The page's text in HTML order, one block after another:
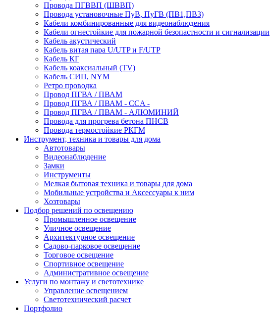
Провода ПГВВП (ШВВП)
Провода установочные ПуВ, ПуГВ (ПВ1,ПВ3)
Кабели комбинированные для видеонаблюдения
Кабели огнестойкие для пожарной безопастности и сигнализации
Кабель акустический
Кабель витая пара U/UTP и F/UTP
Кабель КГ
Кабель коаксиальный (TV)
Кабель СИП, NYM
Ретро проводка
Провод ПГВА / ПВАМ
Провод ПГВА / ПВАМ - CCA -
Провод ПГВА / ПВАМ - АЛЮМИНИЙ
Провода для прогрева бетона ПНСВ
Провода термостойкие РКГМ
Инструмент, техника и товары для дома
Автотовары
Видеонаблюдение
Замки
Инструменты
Мелкая бытовая техника и товары для дома
Мобильные устройства и Аксессуары к ним
Хозтовары
Подбор решений по освещению
Промышленное освещение
Уличное освещение
Архитектурное освещение
Садово-парковое освещение
Торговое освещение
Спортивное освещение
Административное освещение
Услуги по монтажу и светотехнике
Управление освещением
Светотехнический расчет
Портфолио